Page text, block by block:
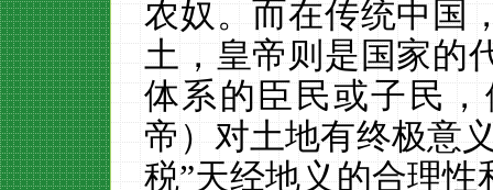
农奴。而在传统中国
土，皇帝则是国家的
体系的臣民或子民
帝）对土地有终极意
税”天经地义的合理